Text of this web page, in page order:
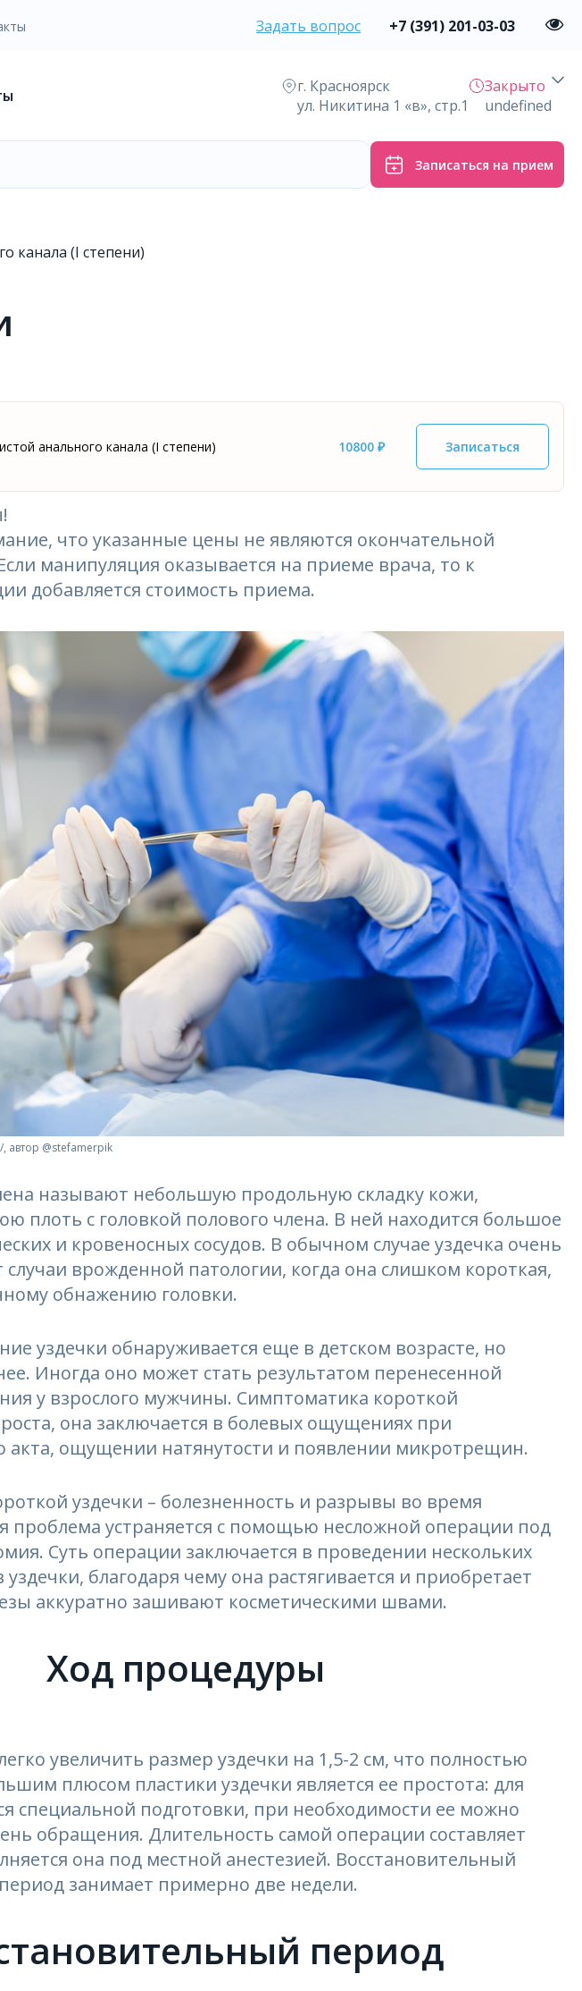
Задать вопрос +7 (391) 201-03-03
г. Красноярск
ул. Никитина 1 «в», стр.1
Закрыто
undefined
Записаться на прием
канала (I степени)
анального канала (I степени) 10800 ₽ Записаться
что указанные цены не являются окончательной
манипуляция оказывается на приеме врача, то к
добавляется стоимость приема.
автор @stefamerpik
называют небольшую продольную складку кожи,
плоть с головкой полового члена. В ней находится большое
и кровеносных сосудов. В обычном случае уздечка очень
врожденной патологии, когда она слишком короткая,
обнажению головки.
уздечки обнаруживается еще в детском возрасте, но
Иногда оно может стать результатом перенесенной
у взрослого мужчины. Симптоматика короткой
она заключается в болевых ощущениях при
акта, ощущении натянутости и появлении микротрещин.
уздечки – болезненность и разрывы во время
проблема устраняется с помощью несложной операции под
Суть операции заключается в проведении нескольких
благодаря чему она растягивается и приобретает
аккуратно зашивают косметическими швами.
Ход процедуры
увеличить размер уздечки на 1,5-2 см, что полностью
плюсом пластики уздечки является ее простота: для
специальной подготовки, при необходимости ее можно
обращения. Длительность самой операции составляет
она под местной анестезией. Восстановительный
занимает примерно две недели.
период